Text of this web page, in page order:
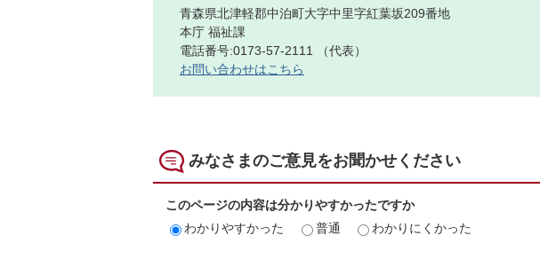
青森県北津軽郡中泊町大字中里字紅葉坂209番地
本庁 福祉課
電話番号:0173-57-2111 （代表）
お問い合わせはこちら
みなさまのご意見をお聞かせください
このページの内容は分かりやすかったですか
わかりやすかった
普通 わかりにくかった